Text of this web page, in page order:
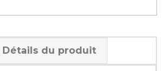
Détails du produit